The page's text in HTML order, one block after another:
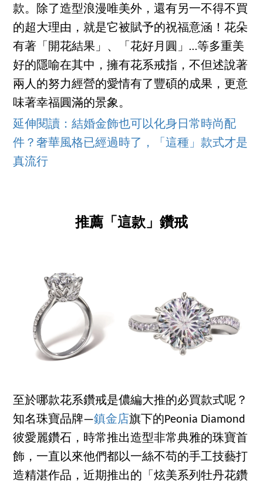
款。除了造型浪漫唯美外，還有另一不得不買
的超大理由，就是它被賦予的祝福意涵！花朵
有著「開花結果」、「花好月圓」…等多重美
好的隱喻在其中，擁有花系戒指，不但述說著
兩人的努力經營的愛情有了豐碩的成果，更意
味著幸福圓滿的景象。
延伸閱讀：結婚金飾也可以化身日常時尚配
件？奢華風格已經過時了，「這種」款式才是
真流行
推薦「這款」鑽戒
至於哪款花系鑽戒是儂編大推的必買款式呢？
知名珠寶品牌—鎮金店旗下的Peonia Diamond
彼愛麗鑽石，時常推出造型非常典雅的珠寶首
飾，一直以來他們都以一絲不苟的手工技藝打
造精湛作品，近期推出的「炫美系列牡丹花鑽